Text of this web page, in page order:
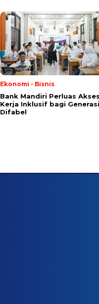
Ekonomi - Bisnis
Bank Mandiri Perluas Akses
Kerja Inklusif bagi Generasi
Difabel